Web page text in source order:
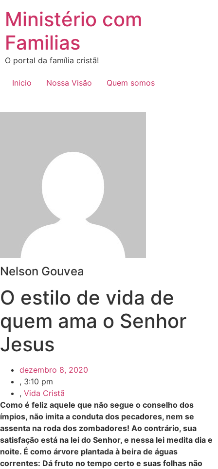
para
conteúdo
Ministério com
Familias
O portal da família cristã!
Inicio Nossa Visão Quem somos
Nelson Gouvea
O estilo de vida de
quem ama o Senhor
Jesus
dezembro 8, 2020
, 3:10 pm
, Vida Cristã
Como é feliz aquele que não segue o conselho dos
ímpios, não imita a conduta dos pecadores, nem se
assenta na roda dos zombadores! Ao contrário, sua
satisfação está na lei do Senhor, e nessa lei medita dia e
noite. É como árvore plantada à beira de águas
correntes: Dá fruto no tempo certo e suas folhas não